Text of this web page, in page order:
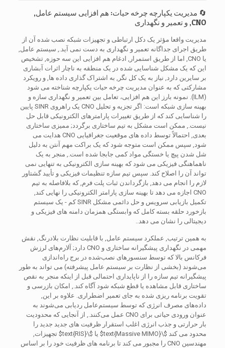
🔄 مدیریت یکپارچه چرخه حیات: هم افزایی سیستم عامل,
CNO, و تعمیر و نگهداری
مدیریت واقعا مؤثر یک دکل ارتباطی و تجهیزات شبکه نصب شده آن از
طریق اجرای جداگانه تعمیر و نگهداری به دست نمی آید., سیستم عامل,
یا CNO, اما از طریق استمرار, ادغام هم افزایی این سه حوزه, تشخیص
این که یک مشکل شناسایی شده در یک منطقه به ناچار اثرات آبشاری
بر سایرین دارد, نیاز به یک کل نگر, به اشتراک گذاری داده ها, و رویکرد
مشارکتی که به عنوان مدیریت چرخه حیات یکپارچه شناخته می شود
(ILM). نمونه بارز این هم افزایی، تعامل بین تعمیر و نگهداری سازه و
بهینه سازی شبکه است: اگر تجزیه و تحلیل CNO یک راهروی SINR پایین
را شناسایی کند که از طریق تغییرات پارامترهای الکترونیکی قابل حل
نیست., ممکن است مشکل به تیم ساختاری برگردد; ممیزی ساختاری
بعدی, احتمالاً توسط داده های موقعیت جغرافیایی CNO هدایت می
شود, سپس ممکن است متوجه شود که یک براکت مهم آنتن به دلیل
شل شدن پیچ یا خستگی مواد کمی جابجا شده است., منجر به یک
ناهماهنگی فیزیکی می شود که بهینه سازی الکترونیکی به تنهایی نمی
تواند آن را اصلاح کند. سپس تیم سازه تنظیمات فیزیکی و تأیید گشتاور
لازم را انجام می دهد, بازگرداندن ثبات پلت فرم, که بلافاصله به تیم
CNO اجازه می دهد تا بهینه سازی پارامتر الکترونیکی را نهایی کند,
تکمیل بازیابی سرویس و حل دائمی مشکل SINR کم - یک سیستم
بازخورد حلقه بسته کامل که وابستگی همزمان دامنه های فیزیکی و
دیجیتالی را نشان می دهد..
به همین ترتیب, عملکرد سیستم عامل, با قابلیت نظارت بلادرنگ, نقش
مهمی در نگهداری پیشگیرانه ساختاری و CNO دارد; آلارم‌های لرزش
فرکانس بالا که توسط سنسورهای نصب‌شده در برج راه‌اندازی
می‌شوند (بخشی از نظارت بر سیستم عامل پیشرفته) می تواند به طور
پیشگیرانه تیم سازه را از ناپایداری احتمالی قبل از اینکه منجر به نقص
ساختاری قابل مشاهده یا قطع شبکه شود آگاه کند., امکان بازرسی و
تقویت برنامه ریزی شده به جای تعمیر اضطراری. علاوه بر این,
داده‌های مصرف انرژی که توسط سیستم‌عامل ردیابی می‌شوند به
عنوان ورودی حیاتی برای CNO عمل می‌کنند., از آنجایی که محدودیت
بار حرارتی و جذب انرژی اغلب استقرار ظرفیت های جدید جدید را
محدود می کند $\text{Massive MIMO}$ یا $\text{RIS}$
تجهیزات,
مهندسین CNO را مجبور می کند تا برنامه های ظرفیت خود را بر اساس